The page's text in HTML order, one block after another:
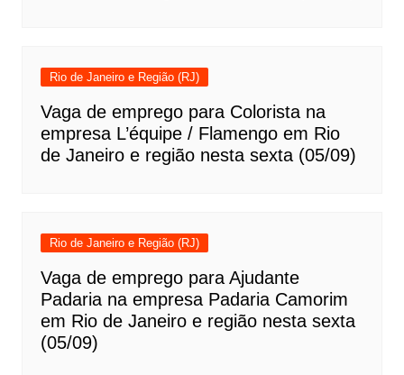
Rio de Janeiro e Região (RJ)
Vaga de emprego para Colorista na
empresa L’équipe / Flamengo em Rio
de Janeiro e região nesta sexta (05/09)
Rio de Janeiro e Região (RJ)
Vaga de emprego para Ajudante
Padaria na empresa Padaria Camorim
em Rio de Janeiro e região nesta sexta
(05/09)